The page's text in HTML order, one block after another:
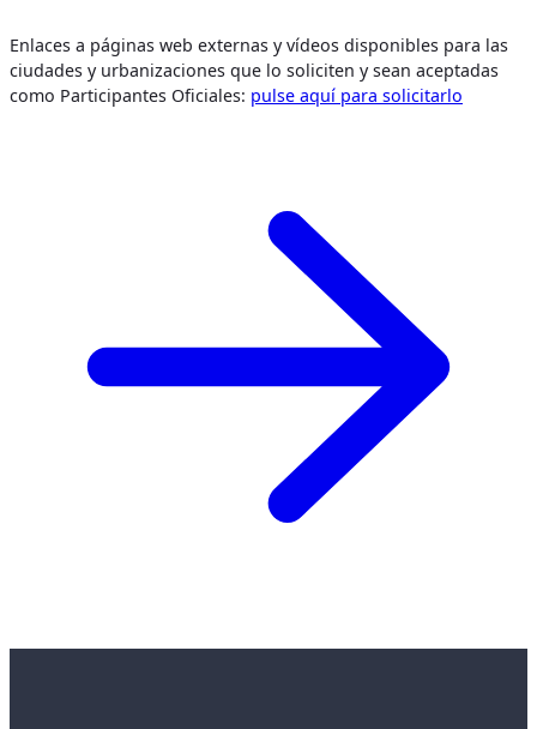
Enlaces a páginas web externas y vídeos disponibles para las
ciudades y urbanizaciones que lo soliciten y sean aceptadas
como Participantes Oficiales: pulse aquí para solicitarlo